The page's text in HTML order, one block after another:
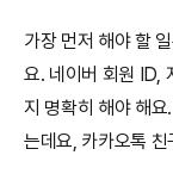
가장 먼저 해야 할
요. 네이버 회원 ID,
지 명확히 해야 해
는데요, 카카오톡